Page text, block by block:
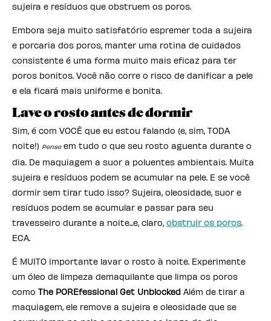
sujeira e resíduos que obstruem os poros.
Embora seja muito satisfatório espremer toda a sujeira
e porcaria dos poros, manter uma rotina de cuidados
consistente é uma forma muito mais eficaz para ter
poros bonitos. Você não corre o risco de danificar a pele
e ela ficará mais uniforme e bonita.
Lave o rosto antes de dormir
Sim, é com VOCÊ que eu estou falando (e, sim, TODA
noite!) Penseem tudo o que seu rosto aguenta durante o
dia. De maquiagem a suor a poluentes ambientais. Muita
sujeira e resíduos podem se acumular na pele. E se você
dormir sem tirar tudo isso? Sujeira, oleosidade, suor e
resíduos podem se acumular e passar para seu
travesseiro durante a noite...e, claro, obstruir os poros.
ECA.
É MUITO importante lavar o rosto à noite. Experimente
um óleo de limpeza demaquilante que limpa os poros
como The POREfessional Get Unblocked Além de tirar a
maquiagem, ele remove a sujeira e oleosidade que se